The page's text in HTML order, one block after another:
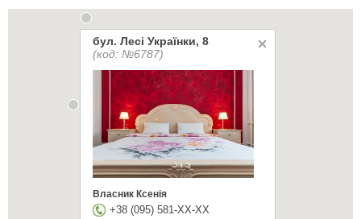
бул. Лесі Українки, 8
(код: №6787)
Власник Ксенія
+38 (095) 581-XX-XX